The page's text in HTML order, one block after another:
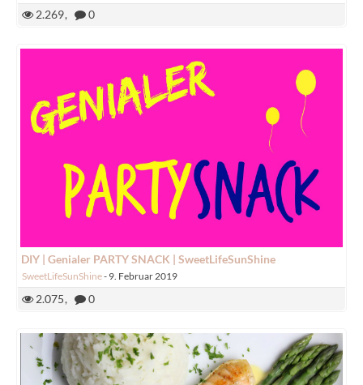
2.269 0
DIY | Genialer PARTY SNACK | SweetLifeSunShine
SweetLifeSunShine- 9. Februar 2019
2.075 0